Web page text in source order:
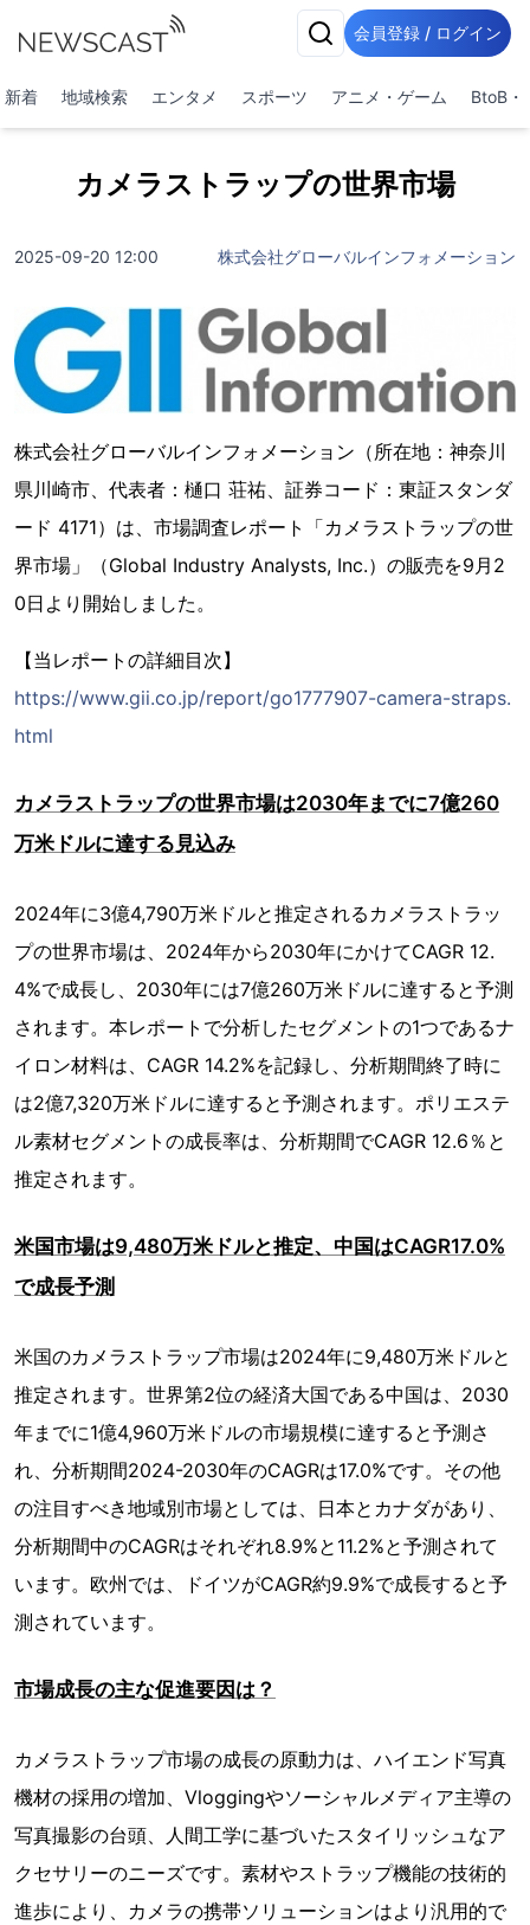
会員登録 / ログイン
新着 地域検索 エンタメ スポーツ アニメ・ゲーム BtoB・
カメラストラップの世界市場
2025-09-20 12:00 株式会社グローバルインフォメーション
株式会社グローバルインフォメーション（所在地：神奈川
県川崎市、代表者：樋口 荘祐、証券コード：東証スタンダ
ード 4171）は、市場調査レポート「カメラストラップの世
界市場」（Global Industry Analysts, Inc.）の販売を9月2
0日より開始しました。
【当レポートの詳細目次】
https://www.gii.co.jp/report/go1777907-camera-straps.
html
カメラストラップの世界市場は2030年までに7億260
万米ドルに達する見込み
2024年に3億4,790万米ドルと推定されるカメラストラッ
プの世界市場は、2024年から2030年にかけてCAGR 12.
4%で成長し、2030年には7億260万米ドルに達すると予測
されます。本レポートで分析したセグメントの1つであるナ
イロン材料は、CAGR 14.2%を記録し、分析期間終了時に
は2億7,320万米ドルに達すると予測されます。ポリエステ
ル素材セグメントの成長率は、分析期間でCAGR 12.6％と
推定されます。
米国市場は9,480万米ドルと推定、中国はCAGR17.0%
で成長予測
米国のカメラストラップ市場は2024年に9,480万米ドルと
推定されます。世界第2位の経済大国である中国は、2030
年までに1億4,960万米ドルの市場規模に達すると予測さ
れ、分析期間2024-2030年のCAGRは17.0%です。その他
の注目すべき地域別市場としては、日本とカナダがあり、
分析期間中のCAGRはそれぞれ8.9%と11.2%と予測されて
います。欧州では、ドイツがCAGR約9.9%で成長すると予
測されています。
市場成長の主な促進要因は？
カメラストラップ市場の成長の原動力は、ハイエンド写真
機材の採用の増加、Vloggingやソーシャルメディア主導の
写真撮影の台頭、人間工学に基づいたスタイリッシュなア
クセサリーのニーズです。素材やストラップ機能の技術的
進歩により、カメラの携帯ソリューションはより汎用的で